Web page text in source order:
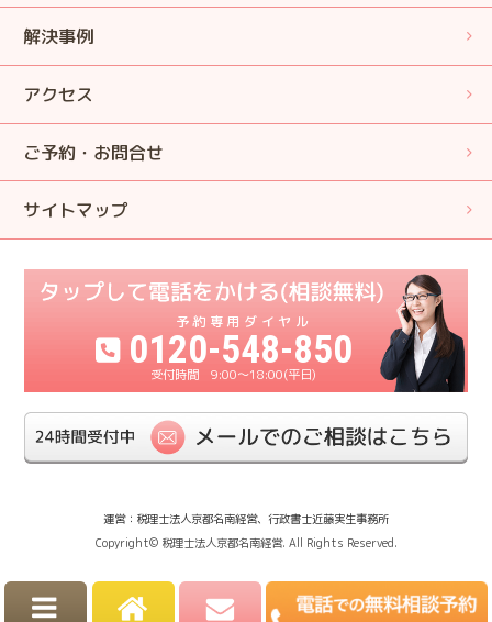
解決事例
アクセス
ご予約・お問合せ
サイトマップ
0120-548-850
9:00〜18:00(平日)
運営：税理士法人京都名南経営、行政書士近藤実生事務所
Copyright© 税理士法人京都名南経営. All Rights Reserved.